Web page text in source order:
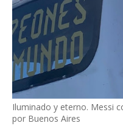
Iluminado y eterno. Messi
por Buenos Aires